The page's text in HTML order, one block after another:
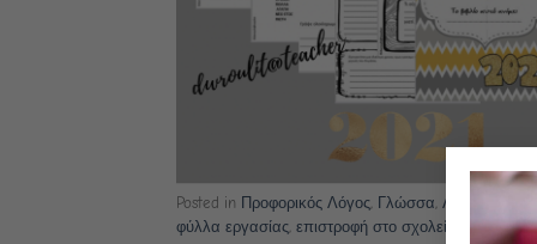
Posted in Προφορικός Λόγος, Γλώσσα, Λεξιλόγιο
φύλλα εργασίας, επιστροφή στο σχολείο νέο έτος